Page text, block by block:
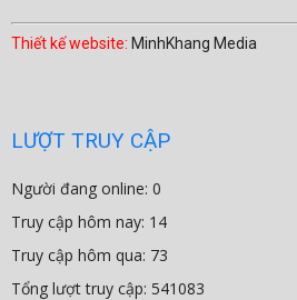
Thiết kế website: MinhKhang Media
LƯỢT TRUY CẬP
Người đang online: 0
Truy cập hôm nay: 14
Truy cập hôm qua: 73
Tổng lượt truy cập: 541083